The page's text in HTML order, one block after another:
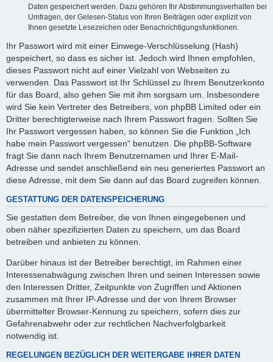
Daten gespeichert werden. Dazu gehören Ihr Abstimmungsverhalten bei
Umfragen, der Gelesen-Status von Ihren Beiträgen oder explizit von
Ihnen gesetzte Lesezeichen oder Benachrichtigungsfunktionen.
Ihr Passwort wird mit einer Einwege-Verschlüsselung (Hash)
gespeichert, so dass es sicher ist. Jedoch wird Ihnen empfohlen,
dieses Passwort nicht auf einer Vielzahl von Webseiten zu
verwenden. Das Passwort ist Ihr Schlüssel zu Ihrem Benutzerkonto
für das Board, also gehen Sie mit ihm sorgsam um. Insbesondere
wird Sie kein Vertreter des Betreibers, von phpBB Limited oder ein
Dritter berechtigterweise nach Ihrem Passwort fragen. Sollten Sie
Ihr Passwort vergessen haben, so können Sie die Funktion „Ich
habe mein Passwort vergessen“ benutzen. Die phpBB-Software
fragt Sie dann nach Ihrem Benutzernamen und Ihrer E-Mail-
Adresse und sendet anschließend ein neu generiertes Passwort an
diese Adresse, mit dem Sie dann auf das Board zugreifen können.
GESTATTUNG DER DATENSPEICHERUNG
Sie gestatten dem Betreiber, die von Ihnen eingegebenen und
oben näher spezifizierten Daten zu speichern, um das Board
betreiben und anbieten zu können.
Darüber hinaus ist der Betreiber berechtigt, im Rahmen einer
Interessenabwägung zwischen Ihren und seinen Interessen sowie
den Interessen Dritter, Zeitpunkte von Zugriffen und Aktionen
zusammen mit Ihrer IP-Adresse und der von Ihrem Browser
übermittelter Browser-Kennung zu speichern, sofern dies zur
Gefahrenabwehr oder zur rechtlichen Nachverfolgbarkeit
notwendig ist.
REGELUNGEN BEZÜGLICH DER WEITERGABE IHRER DATEN